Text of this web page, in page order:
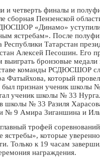
и четверть финалы и
сборная Пензенской
«Динамо» уступили
ястребам». После
Татарстан
Алексей Песошин. Его
бронзовые медали
команды РСДЮСШОР
который провел
признан ученик школы
ученик школы № 33
школы № 33 Разиля
№ 9 Амира Зиганшина и
трофей
которые
Только к 19 часам
награждения.